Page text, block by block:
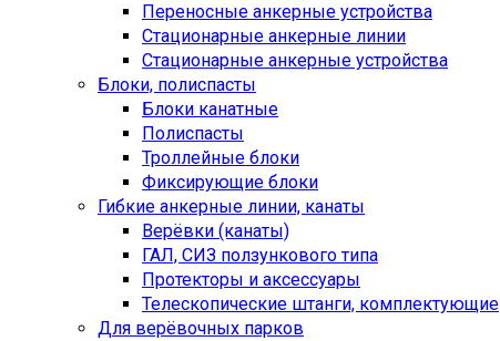
Переносные анкерные устройства
Стационарные анкерные линии
Стационарные анкерные устройства
Блоки, полиспасты
Блоки канатные
Полиспасты
Троллейные блоки
Фиксирующие блоки
Гибкие анкерные линии, канаты
Верёвки (канаты)
ГАЛ, СИЗ ползункового типа
Протекторы и аксессуары
Телескопические штанги, комплектующие
Для верёвочных парков